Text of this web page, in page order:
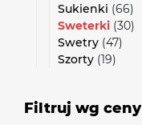
Sukienki (66)
Sweterki (30)
Swetry (47)
Szorty (19)
Filtruj wg ceny